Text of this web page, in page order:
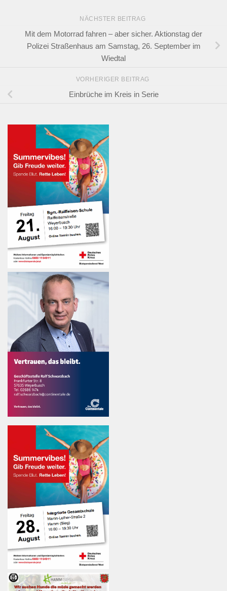
NÄCHSTER BEITRAG
Mit dem Motorrad fahren – aber sicher. Aktionstag der
Polizei Straßenhaus am Samstag, 26. September im
Wiedtal
VORHERIGER BEITRAG
Einbrüche im Kreis in Serie